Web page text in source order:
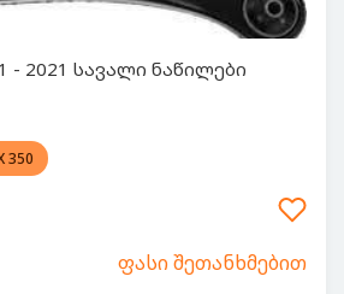
- 2021 სავალი ნაწილები
350
ფასი შეთანხმებით